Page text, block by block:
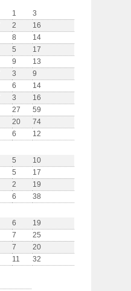
1
3
2
16
8
14
5
17
9
13
3
9
6
14
3
16
27
59
20
74
6 12
5
10
5
17
2
19
6 38
6
19
7
25
7
20
11 32